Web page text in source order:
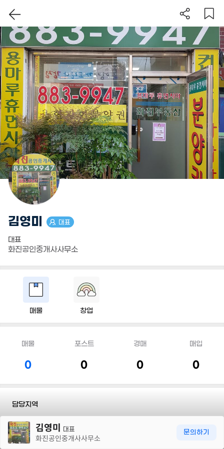
김영미 대표
대표
화진공인중개사사무소
매물 창업
매물
0
포스트
0
경매
0
매입
0
담당지역
전화 김영미 대표
화진공인중개사사무소
문의하기
이 지역 보기